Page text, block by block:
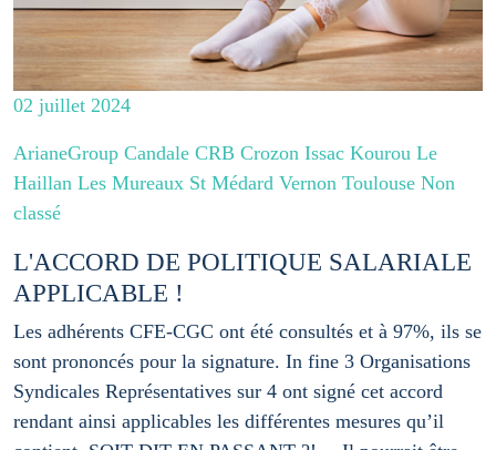
02 juillet 2024
ArianeGroup Candale CRB Crozon Issac Kourou Le
Haillan Les Mureaux St Médard Vernon Toulouse Non
classé
L'ACCORD DE POLITIQUE SALARIALE
APPLICABLE !
Les adhérents CFE-CGC ont été consultés et à 97%, ils se
sont prononcés pour la signature. In fine 3 Organisations
Syndicales Représentatives sur 4 ont signé cet accord
rendant ainsi applicables les différentes mesures qu’il